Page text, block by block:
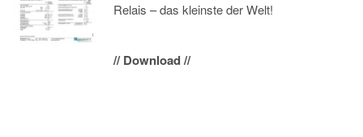
Relais – das kleinste der Welt!
// Download //